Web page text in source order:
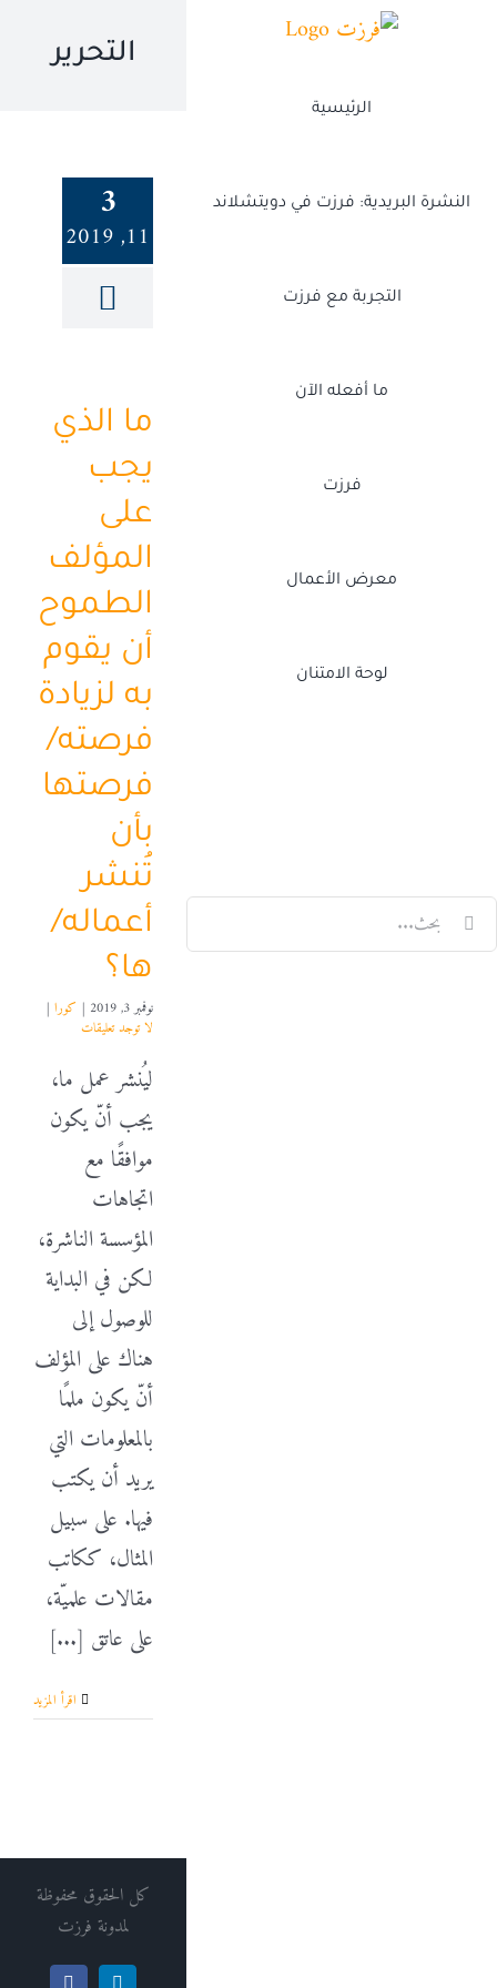
الرئيسية
النشرة البريدية: فرزت في دويتشلاند
التجربة مع فرزت
ما أفعله الآن
فرزت
معرض الأعمال
لوحة الامتنان
البحث
عن:
التحرير
3
11, 2019
ما الذي
يجب
على
المؤلف
الطموح
أن يقوم
به لزيادة
فرصته/
فرصتها
بأن
تُنشر
أعماله/
ها؟
نوفمبر 3, 2019 | كورا |
لا توجد تعليقات
ليُنشر عمل ما،
يجب أنّ يكون
موافقًا مع
اتجاهات
المؤسسة الناشرة،
لكن في البداية
للوصول إلى
هناك على المؤلف
أنّ يكون ملمًا
بالمعلومات التي
يريد أن يكتب
فيها. على سبيل
المثال، ككاتب
مقالات علميّة،
على عاتق [...]
كل الحقوق محفوظة
لمدونة فرزت